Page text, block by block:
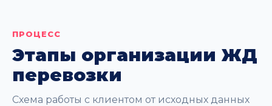
ПРОЦЕСС
Этапы организации ЖД
перевозки
Схема работы с клиентом от исходных данных